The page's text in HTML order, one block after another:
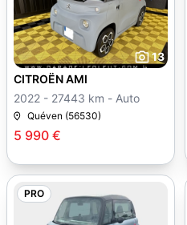
13
5 990 €
CITROËN AMI
2022 - 27443 km - Auto
Quéven (56530)
PRO